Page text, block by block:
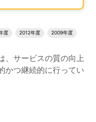
エリアの読み上げは以上
度 2012年度 2009年度
、サービスの質の向上
かつ継続的に行ってい